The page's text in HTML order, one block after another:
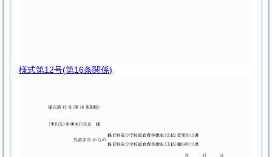
様式第12号(第16条関係)